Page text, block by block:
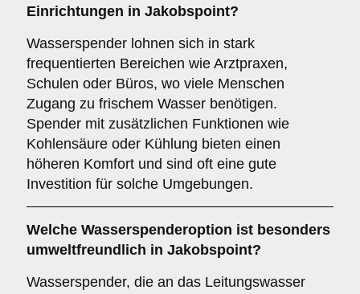
Einrichtungen in Jakobspoint?
Wasserspender lohnen sich in stark
frequentierten Bereichen wie Arztpraxen,
Schulen oder Büros, wo viele Menschen
Zugang zu frischem Wasser benötigen.
Spender mit zusätzlichen Funktionen wie
Kohlensäure oder Kühlung bieten einen
höheren Komfort und sind oft eine gute
Investition für solche Umgebungen.
Welche Wasserspenderoption ist besonders
umweltfreundlich in Jakobspoint?
Wasserspender, die an das Leitungswasser